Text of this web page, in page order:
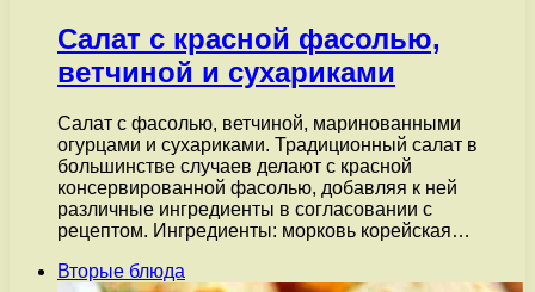
Салат с красной фасолью,
ветчиной и сухариками
Салат с фасолью, ветчиной, маринованными
огурцами и сухариками. Традиционный салат в
большинстве случаев делают с красной
консервированной фасолью, добавляя к ней
различные ингредиенты в согласовании с
рецептом. Ингредиенты: морковь корейская…
Вторые блюда